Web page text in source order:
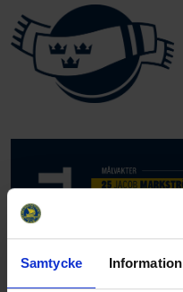
Samtycke Information